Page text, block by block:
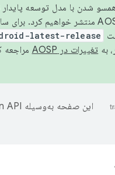
برای همسو شدن با مدل توسعه
latest-release
به تغییرات در AOSP مراجعه
این صفحه به‌وسیله